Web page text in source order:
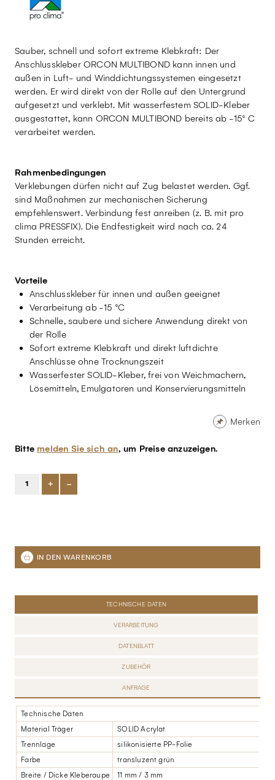
Sauber, schnell und sofort extreme Klebkraft: Der
Anschlusskleber ORCON MULTIBOND kann innen und
außen in Luft- und Winddichtungssystemen eingesetzt
werden. Er wird direkt von der Rolle auf den Untergrund
aufgesetzt und verklebt. Mit wasserfestem SOLID-Kleber
ausgestattet, kann ORCON MULTIBOND bereits ab -15° C
verarbeitet werden.
Rahmenbedingungen
Verklebungen dürfen nicht auf Zug belastet werden. Ggf.
sind Maßnahmen zur mechanischen Sicherung
empfehlenswert. Verbindung fest anreiben (z. B. mit pro
clima PRESSFIX). Die Endfestigkeit wird nach ca. 24
Stunden erreicht.
Vorteile
Anschlusskleber für innen und außen geeignet
Verarbeitung ab -15 °C
Schnelle, saubere und sichere Anwendung direkt von
der Rolle
Sofort extreme Klebkraft und direkt luftdichte
Anschlüsse ohne Trocknungszeit
Wasserfester SOLID-Kleber, frei von Weichmachern,
Lösemitteln, Emulgatoren und Konservierungsmitteln
Merken
Bitte melden Sie sich an, um Preise anzuzeigen.
+ -
TECHNISCHE DATEN
VERARBEITUNG
DATENBLATT
ZUBEHÖR
ANFRAGE
Technische Daten
Material Träger
SOLID Acrylat
Trennlage
silikonisierte PP-Folie
Farbe
transluzent grün
Breite / Dicke Kleberaupe
11 mm / 3 mm